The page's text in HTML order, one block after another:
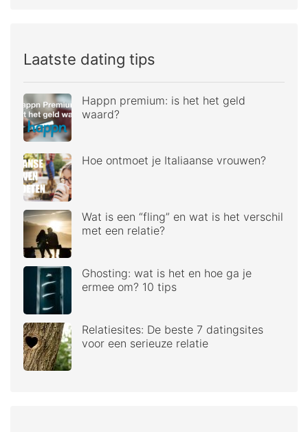
Laatste dating tips
Happn premium: is het het geld
waard?
Hoe ontmoet je Italiaanse vrouwen?
Wat is een “fling” en wat is het verschil
met een relatie?
Ghosting: wat is het en hoe ga je
ermee om? 10 tips
Relatiesites: De beste 7 datingsites
voor een serieuze relatie